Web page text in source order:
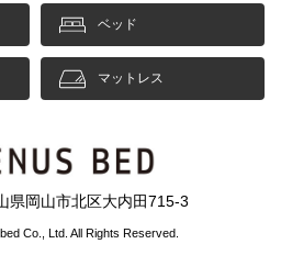
ベッド
マットレス
岡山市北区大内田715-3
Co., Ltd. All Rights Reserved.